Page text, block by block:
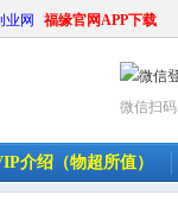
业网 福缘官网APP下载
微信扫
介绍（物超所值）